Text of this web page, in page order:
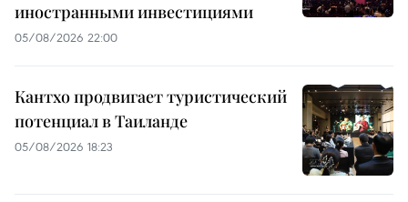
иностранными инвестициями
05/08/2026 22:00
Кантхо продвигает туристический
потенциал в Таиланде
05/08/2026 18:23